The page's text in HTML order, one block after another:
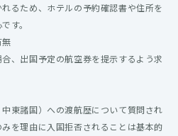
るため、ホテルの予約確認書や住所を
す。
、出国予定の航空券を提示するよう求
東諸国）への渡航歴について質問され
を理由に入国拒否されることは基本的